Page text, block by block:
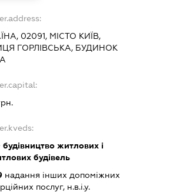
02091, МІСТО КИЇВ,
ГОРЛІВСЬКА, БУДИНОК
будівництво житлових і
будівель
надання інших допоміжних
послуг, н.в.і.у.